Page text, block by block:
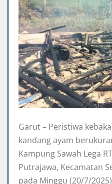
Garut – Peristiwa
kandang ayam
Kampung Sawah Lega
Putrajawa, Kecamatan
pada Minggu (20/7/